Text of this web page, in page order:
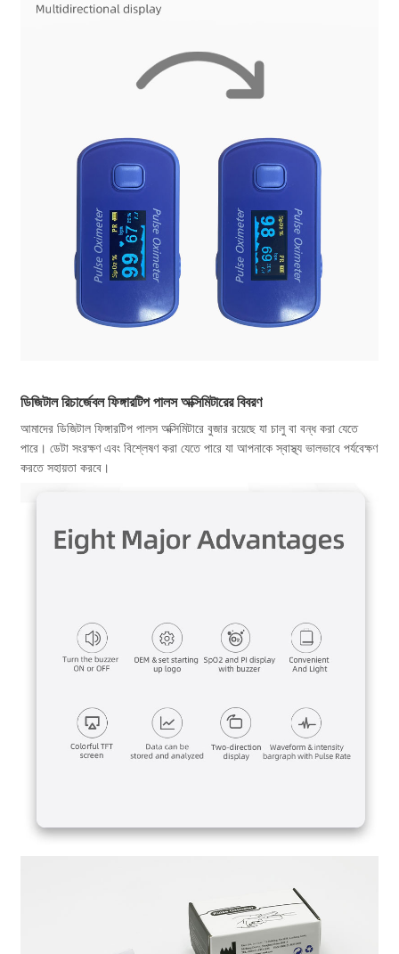
ডিজিটাল রিচার্জেবল ফিঙ্গারটিপ পালস অক্সিমিটারের বিবরণ
আমাদের ডিজিটাল ফিঙ্গারটিপ পালস অক্সিমিটারে বুজার রয়েছে যা চালু বা বন্ধ করা যেতে
পারে। ডেটা সংরক্ষণ এবং বিশ্লেষণ করা যেতে পারে যা আপনাকে স্বাস্থ্য ভালভাবে পর্যবেক্ষণ
করতে সহায়তা করবে।